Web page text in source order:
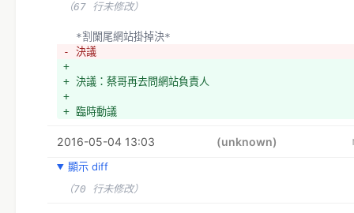
（67 行未修改）
  *割闌尾網站掛掉決*
- 決議
+
+ 決議：蔡哥再去問網站負責人
+
+ 臨時動議
2016-05-04 13:03 (unknown)
顯示 diff
（70 行未修改）